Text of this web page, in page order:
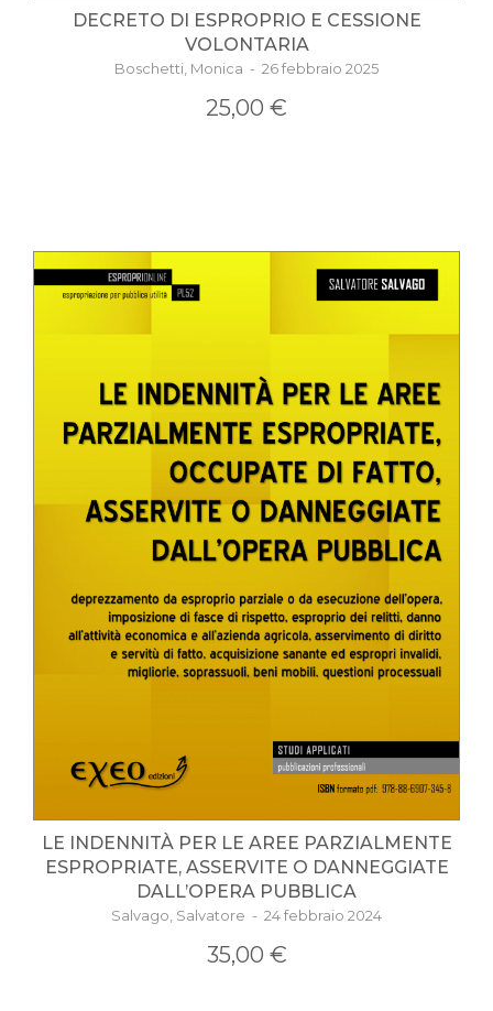
DECRETO DI ESPROPRIO E CESSIONE
VOLONTARIA
Boschetti, Monica - 26 febbraio 2025
25,00 €
LE INDENNITÀ PER LE AREE PARZIALMENTE
ESPROPRIATE, ASSERVITE O DANNEGGIATE
DALL’OPERA PUBBLICA
Salvago, Salvatore - 24 febbraio 2024
35,00 €